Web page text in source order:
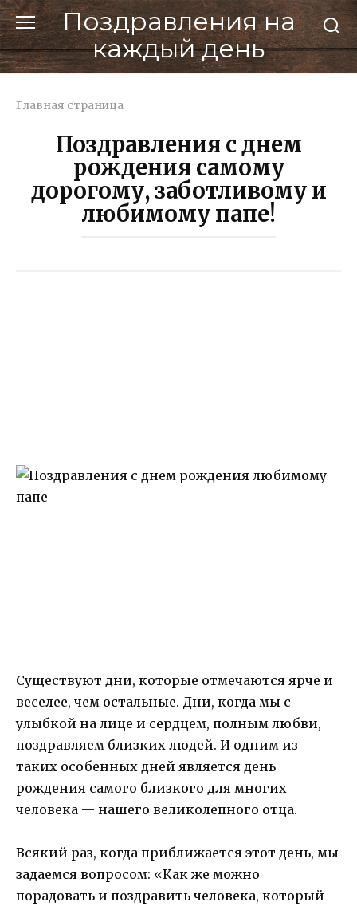
Перейти
к
контенту
Поздравления на
каждый день
Главная страница
Поздравления с днем
рождения самому
дорогому, заботливому и
любимому папе!
Существуют дни, которые отмечаются ярче и
веселее, чем остальные. Дни, когда мы с
улыбкой на лице и сердцем, полным любви,
поздравляем близких людей. И одним из
таких особенных дней является день
рождения самого близкого для многих
человека — нашего великолепного отца.
Всякий раз, когда приближается этот день, мы
задаемся вопросом: «Как же можно
порадовать и поздравить человека, который